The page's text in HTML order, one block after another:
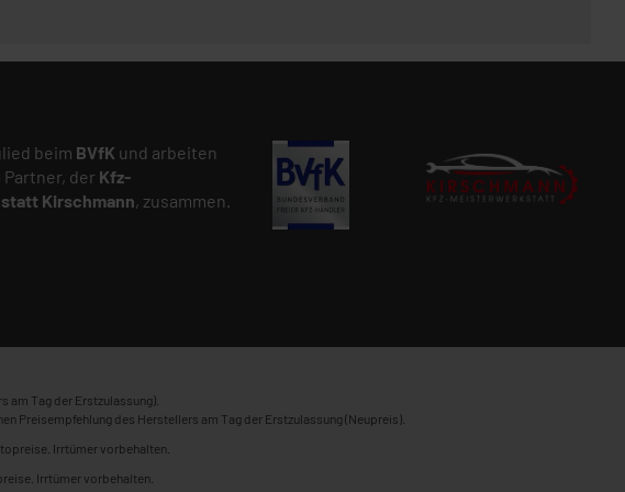
beim BVfK und arbeiten
der Kfz-
Kirschmann, zusammen.
am Tag der Erstzulassung).
Preisempfehlung des Herstellers am Tag der Erstzulassung (Neupreis).
Irrtümer vorbehalten.
Irrtümer vorbehalten.